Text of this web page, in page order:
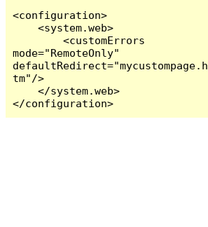
<configuration>
    <system.web>
        <customErrors
mode="RemoteOnly"
defaultRedirect="mycustompage.h
tm"/>
    </system.web>
</configuration>